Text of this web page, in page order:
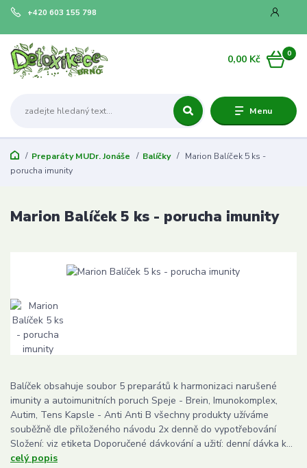
Menu
+420 603 155 798
0
0,00 Kč
Preparáty MUDr. Jonáše Balíčky
Marion Balíček 5 ks -
porucha imunity
Marion Balíček 5 ks - porucha imunity
Balíček obsahuje soubor 5 preparátů k harmonizaci narušené
imunity a autoimunitních poruch Speje - Brein, Imunokomplex,
Autim, Tens Kapsle - Anti Anti B všechny produkty užíváme
souběžně dle přiloženého návodu 2x denně do vypotřebování
Složení: viz etiketa Doporučené dávkování a užití: denní dávka k...
celý popis